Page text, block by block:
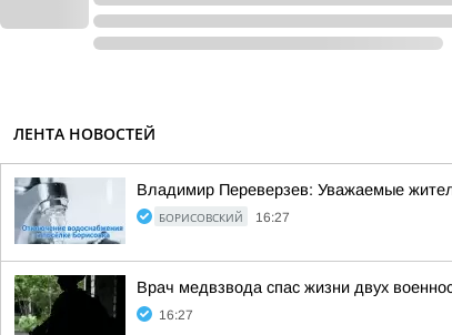
ЛЕНТА НОВОСТЕЙ
Владимир Переверзев: Уважаемые
БОРИСОВСКИЙ 16:27
Врач медвзвода спас жизни двух
16:27